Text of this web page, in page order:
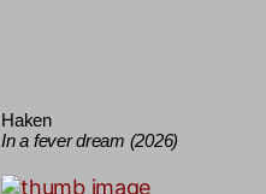
Haken
In a fever dream (2026)